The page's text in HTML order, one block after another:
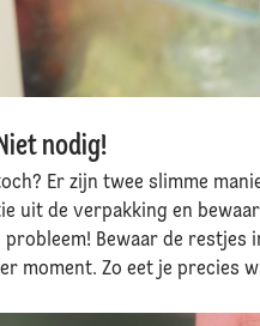
nodig!
Er zijn twee slimme
uit de verpakking en
Bewaar de
moment. Zo eet je precies